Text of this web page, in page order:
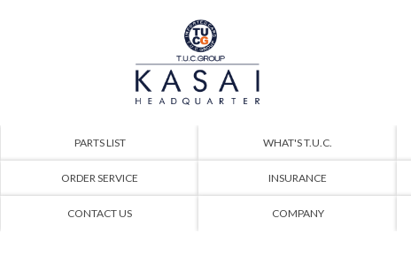
PARTS LIST WHAT'S T.U.C.
ORDER SERVICE INSURANCE
CONTACT US COMPANY